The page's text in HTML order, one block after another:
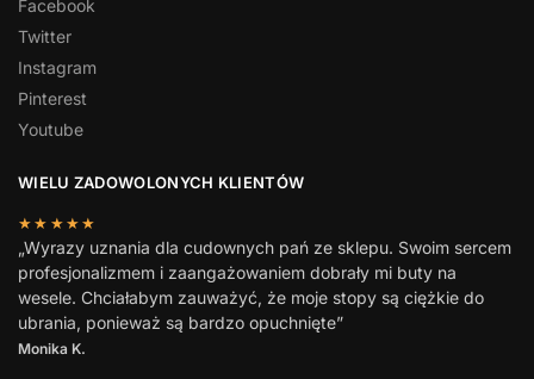
Facebook
Twitter
Instagram
Pinterest
Youtube
WIELU ZADOWOLONYCH KLIENTÓW
★★★★★
„Wyrazy uznania dla cudownych pań ze sklepu. Swoim sercem
profesjonalizmem i zaangażowaniem dobrały mi buty na
wesele. Chciałabym zauważyć, że moje stopy są ciężkie do
ubrania, ponieważ są bardzo opuchnięte”
Monika K.